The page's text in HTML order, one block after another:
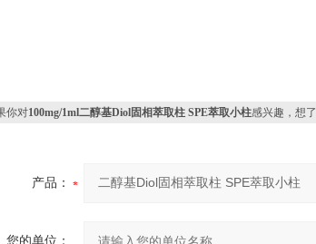
对100mg/1ml二醇基Diol固相萃取柱 SPE萃取小柱感兴趣，想
产品：
您的单位：